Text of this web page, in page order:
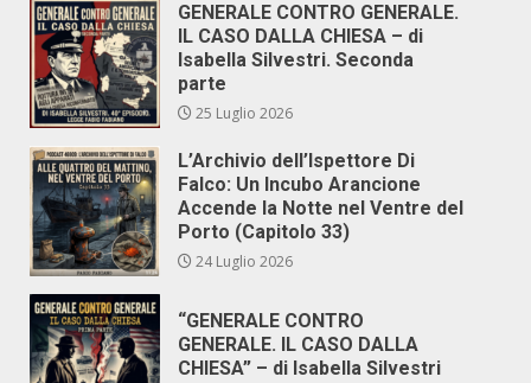
GENERALE CONTRO GENERALE.
IL CASO DALLA CHIESA – di
Isabella Silvestri. Seconda
parte
25 Luglio 2026
L’Archivio dell’Ispettore Di
Falco: Un Incubo Arancione
Accende la Notte nel Ventre del
Porto (Capitolo 33)
24 Luglio 2026
“GENERALE CONTRO
GENERALE. IL CASO DALLA
CHIESA” – di Isabella Silvestri